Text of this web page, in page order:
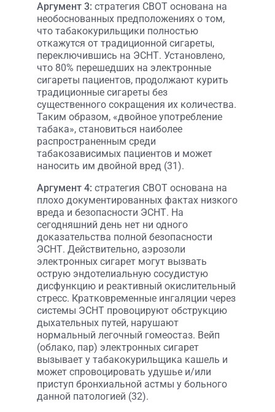
Аргумент 3: стратегия СВОТ основана на
необоснованных предположениях о том,
что табакокурильщики полностью
откажутся от традиционной сигареты,
переключившись на ЭСНТ. Установлено,
что 80% перешедших на электронные
сигареты пациентов, продолжают курить
традиционные сигареты без
существенного сокращения их количества.
Таким образом, «двойное употребление
табака», становиться наиболее
распространенным среди
табакозависимых пациентов и может
наносить им двойной вред (31).
Аргумент 4: стратегия СВОТ основана на
плохо документированных фактах низкого
вреда и безопасности ЭСНТ. На
сегодняшний день нет ни одного
доказательства полной безопасности
ЭСНТ. Действительно, аэрозоли
электронных сигарет могут вызвать
острую эндотелиальную сосудистую
дисфункцию и реактивный окислительный
стресс. Кратковременные ингаляции через
системы ЭСНТ провоцируют обструкцию
дыхательных путей, нарушают
нормальный легочный гомеостаз. Вейп
(облако, пар) электронных сигарет
вызывает у табакокурильщика кашель и
может спровоцировать удушье и/или
приступ бронхиальной астмы у больного
данной патологией (32).